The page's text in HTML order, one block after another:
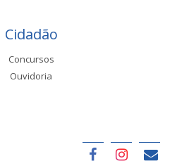
Cidadão
Concursos
Ouvidoria